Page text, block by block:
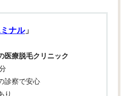
ナル」
医療脱毛クリニック
診察で安心
り